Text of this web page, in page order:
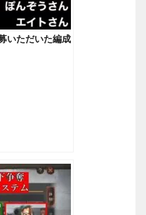
いただいた編成